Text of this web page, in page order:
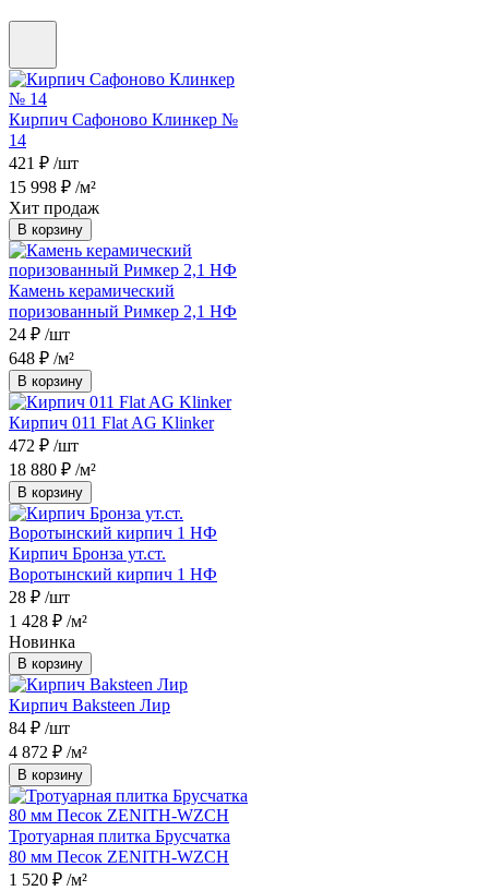
Кирпич Сафоново Клинкер №
14
421 ₽ /шт
15 998 ₽ /м²
Хит продаж
В корзину
Камень керамический
поризованный Римкер 2,1 НФ
24 ₽ /шт
648 ₽ /м²
В корзину
Кирпич 011 Flat AG Klinker
472 ₽ /шт
18 880 ₽ /м²
В корзину
Кирпич Бронза ут.ст.
Воротынский кирпич 1 НФ
28 ₽ /шт
1 428 ₽ /м²
Новинка
В корзину
Кирпич Baksteen Лир
84 ₽ /шт
4 872 ₽ /м²
В корзину
Тротуарная плитка Брусчатка
80 мм Песок ZENITH-WZCH
1 520 ₽ /м²